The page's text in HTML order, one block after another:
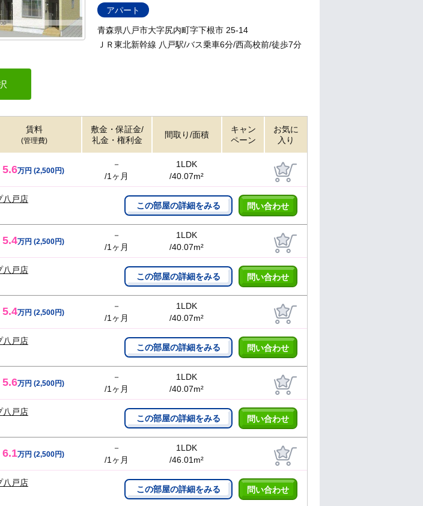
アパート
青森県八戸市大字尻内町字下根市 25-14
ＪＲ東北新幹線 八戸駅/バス乗車6分/西高校前/徒歩7分
賃料
(管理費)
敷金・保証金/
礼金・権利金
間取り/面積
キャン
ペーン
お気に
入り
5.6万円 (2,500円)
－
/1ヶ月
1LDK
/40.07m²
八戸店
この部屋の詳細をみる 問い合わせ
5.4万円 (2,500円)
－
/1ヶ月
1LDK
/40.07m²
八戸店
この部屋の詳細をみる 問い合わせ
5.4万円 (2,500円)
－
/1ヶ月
1LDK
/40.07m²
八戸店
この部屋の詳細をみる 問い合わせ
5.6万円 (2,500円)
－
/1ヶ月
1LDK
/40.07m²
八戸店
この部屋の詳細をみる 問い合わせ
6.1万円 (2,500円)
－
/1ヶ月
1LDK
/46.01m²
八戸店
この部屋の詳細をみる 問い合わせ